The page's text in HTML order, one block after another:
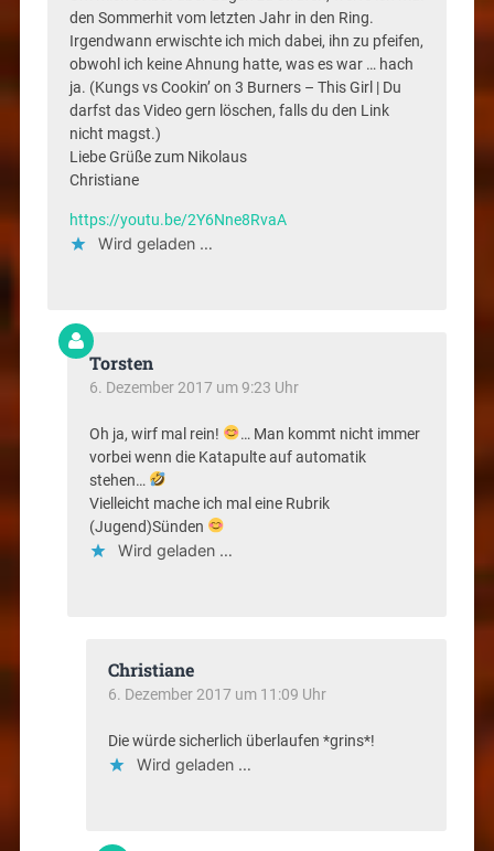
den Sommerhit vom letzten Jahr in den Ring.
Irgendwann erwischte ich mich dabei, ihn zu pfeifen,
obwohl ich keine Ahnung hatte, was es war … hach
ja. (Kungs vs Cookin’ on 3 Burners – This Girl | Du
darfst das Video gern löschen, falls du den Link
nicht magst.)
Liebe Grüße zum Nikolaus
Christiane
https://youtu.be/2Y6Nne8RvaA
Wird geladen …
Torsten
6. Dezember 2017 um 9:23 Uhr
Oh ja, wirf mal rein!
… Man kommt nicht immer
vorbei wenn die Katapulte auf automatik
stehen…
Vielleicht mache ich mal eine Rubrik
(Jugend)Sünden
Wird geladen …
Christiane
6. Dezember 2017 um 11:09 Uhr
Die würde sicherlich überlaufen *grins*!
Wird geladen …